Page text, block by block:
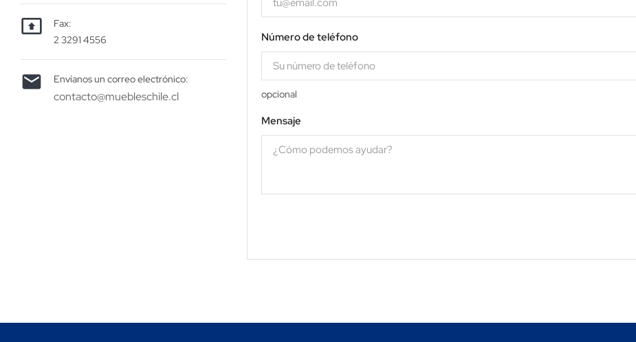

Fax:
2 3291 4556
 Envíanos un correo electrónico:
contacto@muebleschile.cl
Número de teléfono
opcional
Mensaje